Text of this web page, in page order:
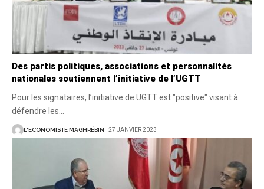
Des partis politiques, associations et personnalités
nationales soutiennent l’initiative de l’UGTT
Pour les signataires, l’initiative de UGTT est "positive" visant à
défendre les
L'ECONOMISTE MAGHRÉBIN 27 JANVIER 2023